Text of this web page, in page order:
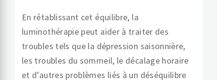
En rétablissant cet équilibre, la
luminothérapie peut aider à traiter des
troubles tels que la dépression saisonnière,
les troubles du sommeil, le décalage horaire
et d’autres problèmes liés à un déséquilibre